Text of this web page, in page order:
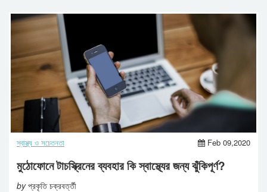
স্বাস্থ্য ও সচেতনতা Feb 09,2020
মুঠোফোনে টাচস্ক্রিনের ব্যবহার কি স্বাস্থ্যের জন্য ঝুঁকিপূর্ণ?
byপ্রকৃতি চক্রবর্ত্তী